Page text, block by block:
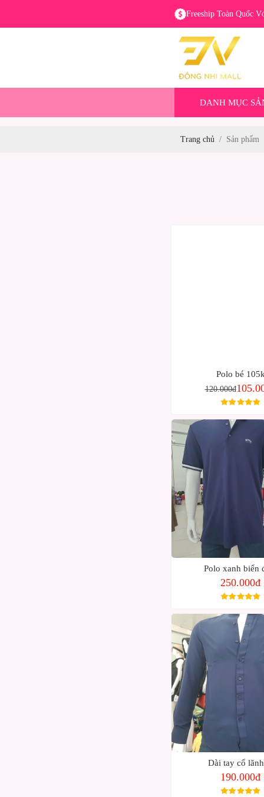
Freeship Toàn Quốc
DANH MỤC
Trang chủ Sản phẩm
Polo bé
120.000đ
Polo xanh biển
250.000đ
Dài tay cổ
190.000đ